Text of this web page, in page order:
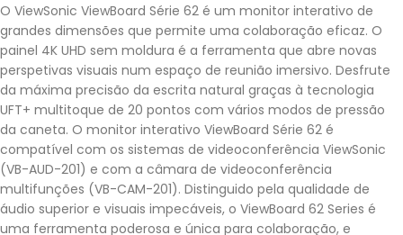
O ViewSonic ViewBoard Série 62 é um monitor interativo de
grandes dimensões que permite uma colaboração eficaz. O
painel 4K UHD sem moldura é a ferramenta que abre novas
perspetivas visuais num espaço de reunião imersivo. Desfrute
da máxima precisão da escrita natural graças à tecnologia
UFT+ multitoque de 20 pontos com vários modos de pressão
da caneta. O monitor interativo ViewBoard Série 62 é
compatível com os sistemas de videoconferência ViewSonic
(VB-AUD-201) e com a câmara de videoconferência
multifunções (VB-CAM-201). Distinguido pela qualidade de
áudio superior e visuais impecáveis, o ViewBoard 62 Series é
uma ferramenta poderosa e única para colaboração, e